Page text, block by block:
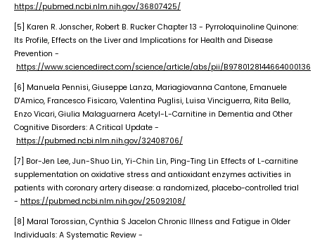
https://pubmed.ncbi.nlm.nih.gov/36807425/
[5] Karen R. Jonscher, Robert B. Rucker Chapter 13 - Pyrroloquinoline Quinone:
Its Profile, Effects on the Liver and Implications for Health and Disease
Prevention -
https://www.sciencedirect.com/science/article/abs/pii/B9780128144664000136
[6] Manuela Pennisi, Giuseppe Lanza, Mariagiovanna Cantone, Emanuele
D'Amico, Francesco Fisicaro, Valentina Puglisi, Luisa Vinciguerra, Rita Bella,
Enzo Vicari, Giulia Malaguarnera Acetyl-L-Carnitine in Dementia and Other
Cognitive Disorders: A Critical Update -
https://pubmed.ncbi.nlm.nih.gov/32408706/
[7] Bor-Jen Lee, Jun-Shuo Lin, Yi-Chin Lin, Ping-Ting Lin Effects of L-carnitine
supplementation on oxidative stress and antioxidant enzymes activities in
patients with coronary artery disease: a randomized, placebo-controlled trial
- https://pubmed.ncbi.nlm.nih.gov/25092108/
[8] Maral Torossian, Cynthia S Jacelon Chronic Illness and Fatigue in Older
Individuals: A Systematic Review -